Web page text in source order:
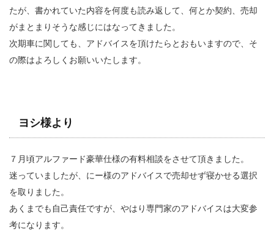
たが、書かれていた内容を何度も読み返して、何とか契約、売却
がまとまりそうな感じにはなってきました。
次期車に関しても、アドバイスを頂けたらとおもいますので、そ
の際はよろしくお願いいたします。
ヨシ様より
７月頃アルファード豪華仕様の有料相談をさせて頂きました。
迷っていましたが、にー様のアドバイスで売却せず寝かせる選択
を取りました。
あくまでも自己責任ですが、やはり専門家のアドバイスは大変参
考になります。